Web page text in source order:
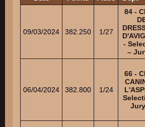
09/03/2024 382.250 1/27
84 -
-
–
06/04/2024 382.800 1/24
66 -